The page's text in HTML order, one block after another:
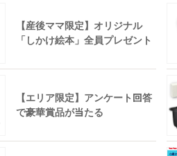
【産後ママ限定】オリジナル
「しかけ絵本」全員プレゼント
【エリア限定】アンケート回答
で豪華賞品が当たる